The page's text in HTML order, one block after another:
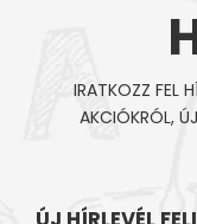
IRATKOZZ FEL
AKCIÓKRÓL,